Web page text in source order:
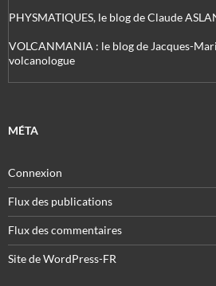
PHYSMATIQUES, le blog de Claude
VOLCANMANIA : le blog de Jacques-
volcanologue
MÉTA
Connexion
Flux des publications
Flux des commentaires
Site de WordPress-FR